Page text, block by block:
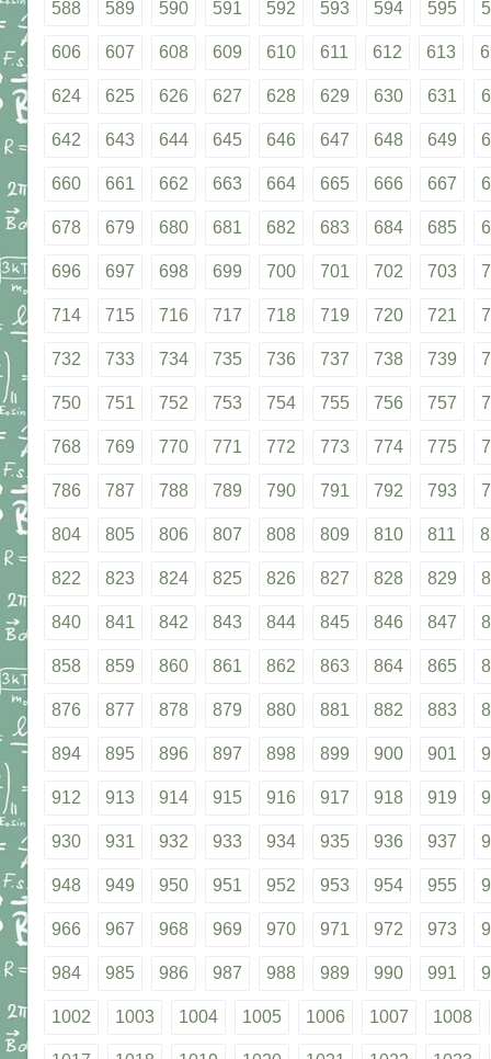
588 589 590 591 592 593 594 595
606 607 608 609 610 611 612 613
624 625 626 627 628 629 630 631
642 643 644 645 646 647 648 649
660 661 662 663 664 665 666 667
678 679 680 681 682 683 684 685
696 697 698 699 700 701 702 703
714 715 716 717 718 719 720 721
732 733 734 735 736 737 738 739
750 751 752 753 754 755 756 757
768 769 770 771 772 773 774 775
786 787 788 789 790 791 792 793
804 805 806 807 808 809 810 811
822 823 824 825 826 827 828 829
840 841 842 843 844 845 846 847
858 859 860 861 862 863 864 865
876 877 878 879 880 881 882 883
894 895 896 897 898 899 900 901
912 913 914 915 916 917 918 919
930 931 932 933 934 935 936 937
948 949 950 951 952 953 954 955
966 967 968 969 970 971 972 973
984 985 986 987 988 989 990 991
1002 1003 1004 1005 1006 1007 1008